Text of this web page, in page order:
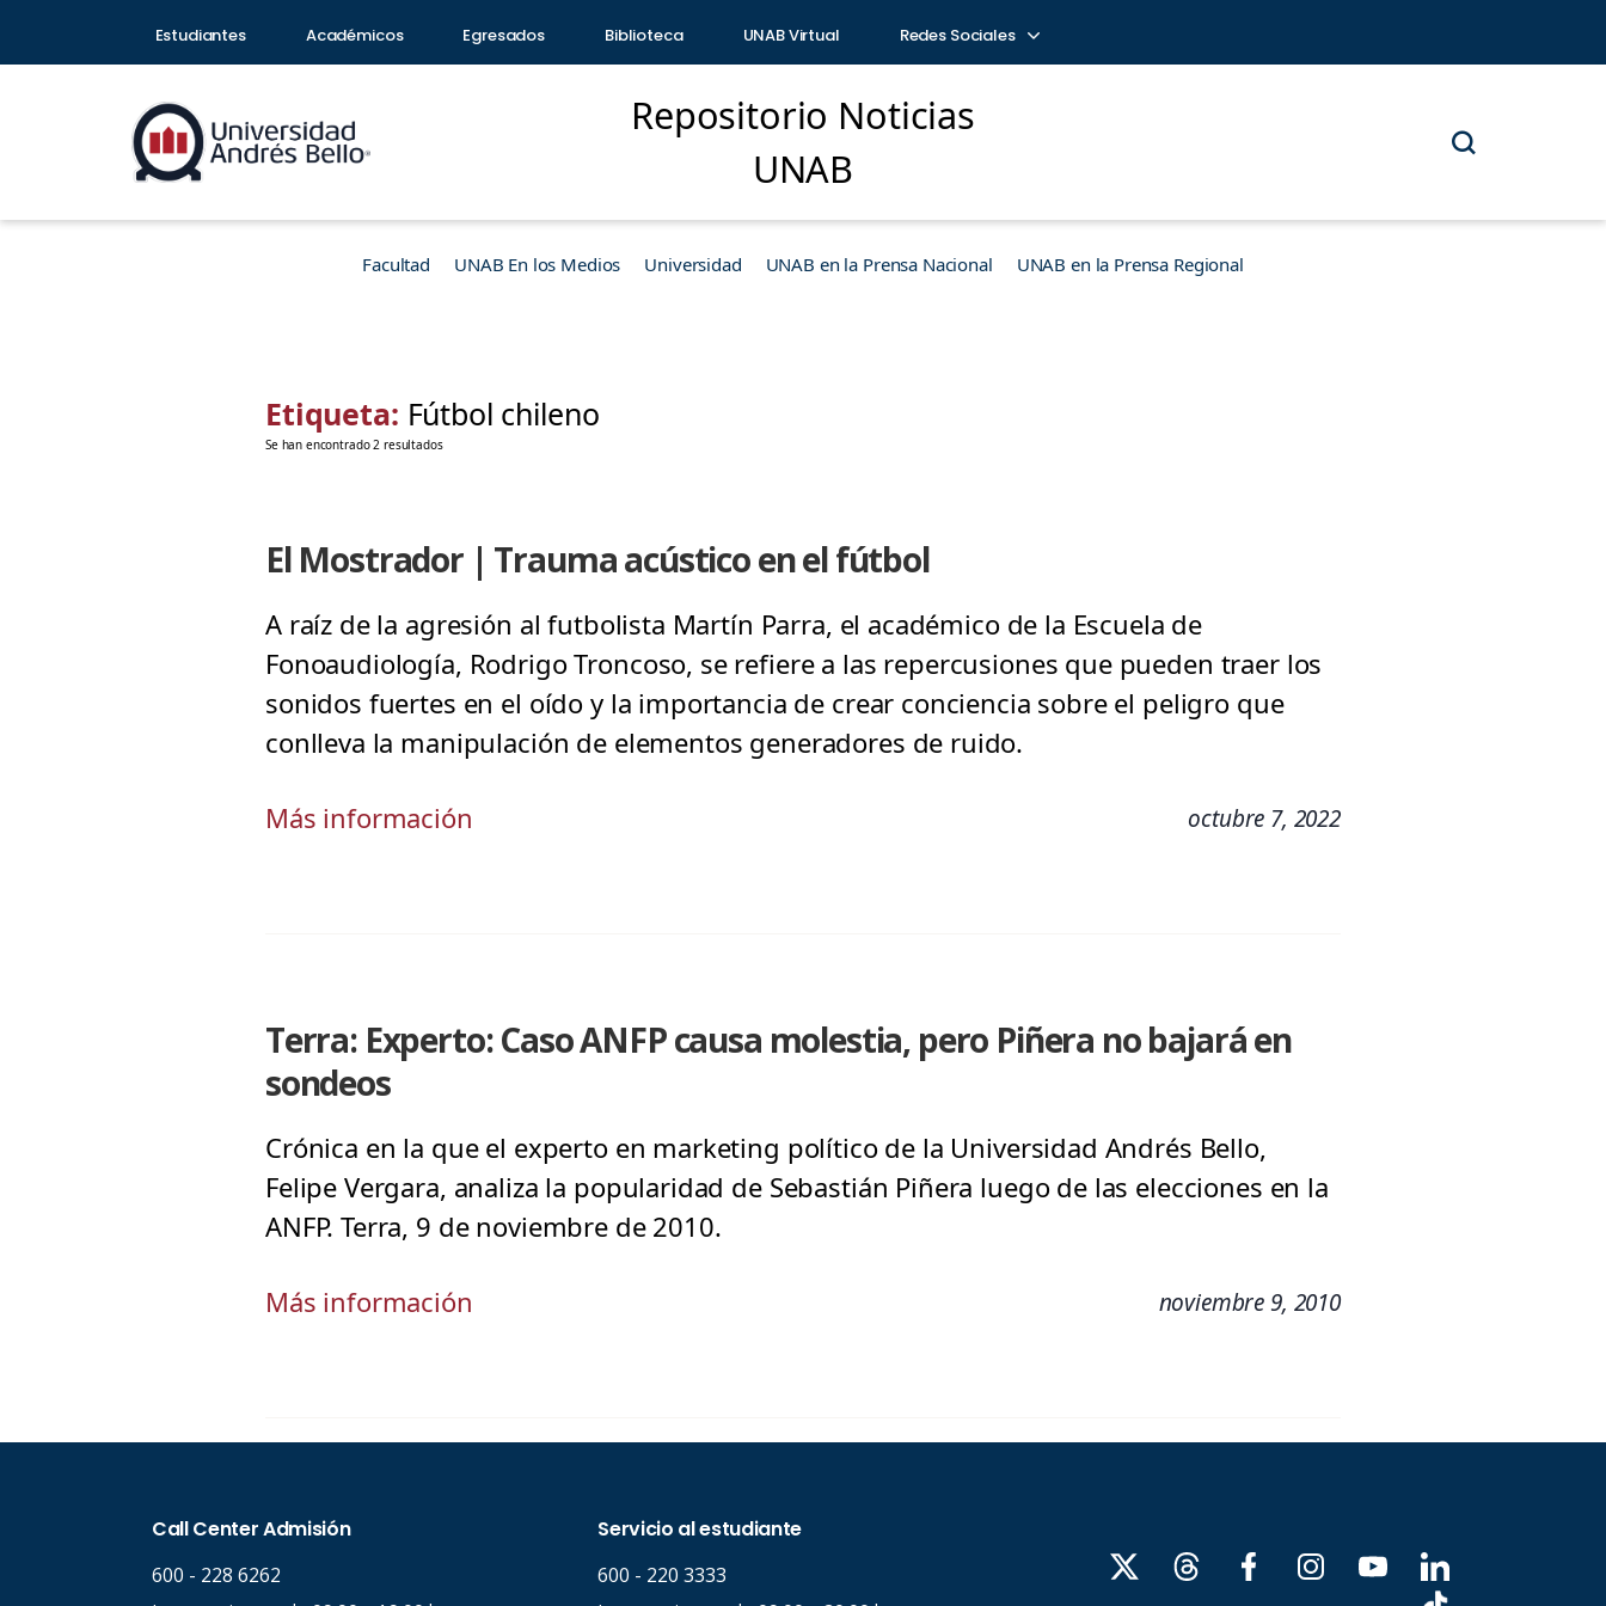
Estudiantes Académicos Egresados Biblioteca UNAB Virtual Redes Sociales
Repositorio Noticias
UNAB
Facultad UNAB En los Medios Universidad UNAB en la Prensa Nacional UNAB en la Prensa Regional
Etiqueta: Fútbol chileno
Se han encontrado 2 resultados
El Mostrador | Trauma acústico en el fútbol
A raíz de la agresión al futbolista Martín Parra, el académico de la Escuela de
Fonoaudiología, Rodrigo Troncoso, se refiere a las repercusiones que pueden traer los
sonidos fuertes en el oído y la importancia de crear conciencia sobre el peligro que
conlleva la manipulación de elementos generadores de ruido.
Más información octubre 7, 2022
Terra: Experto: Caso ANFP causa molestia, pero Piñera no bajará en
sondeos
Crónica en la que el experto en marketing político de la Universidad Andrés Bello,
Felipe Vergara, analiza la popularidad de Sebastián Piñera luego de las elecciones en la
ANFP. Terra, 9 de noviembre de 2010.
Más información noviembre 9, 2010